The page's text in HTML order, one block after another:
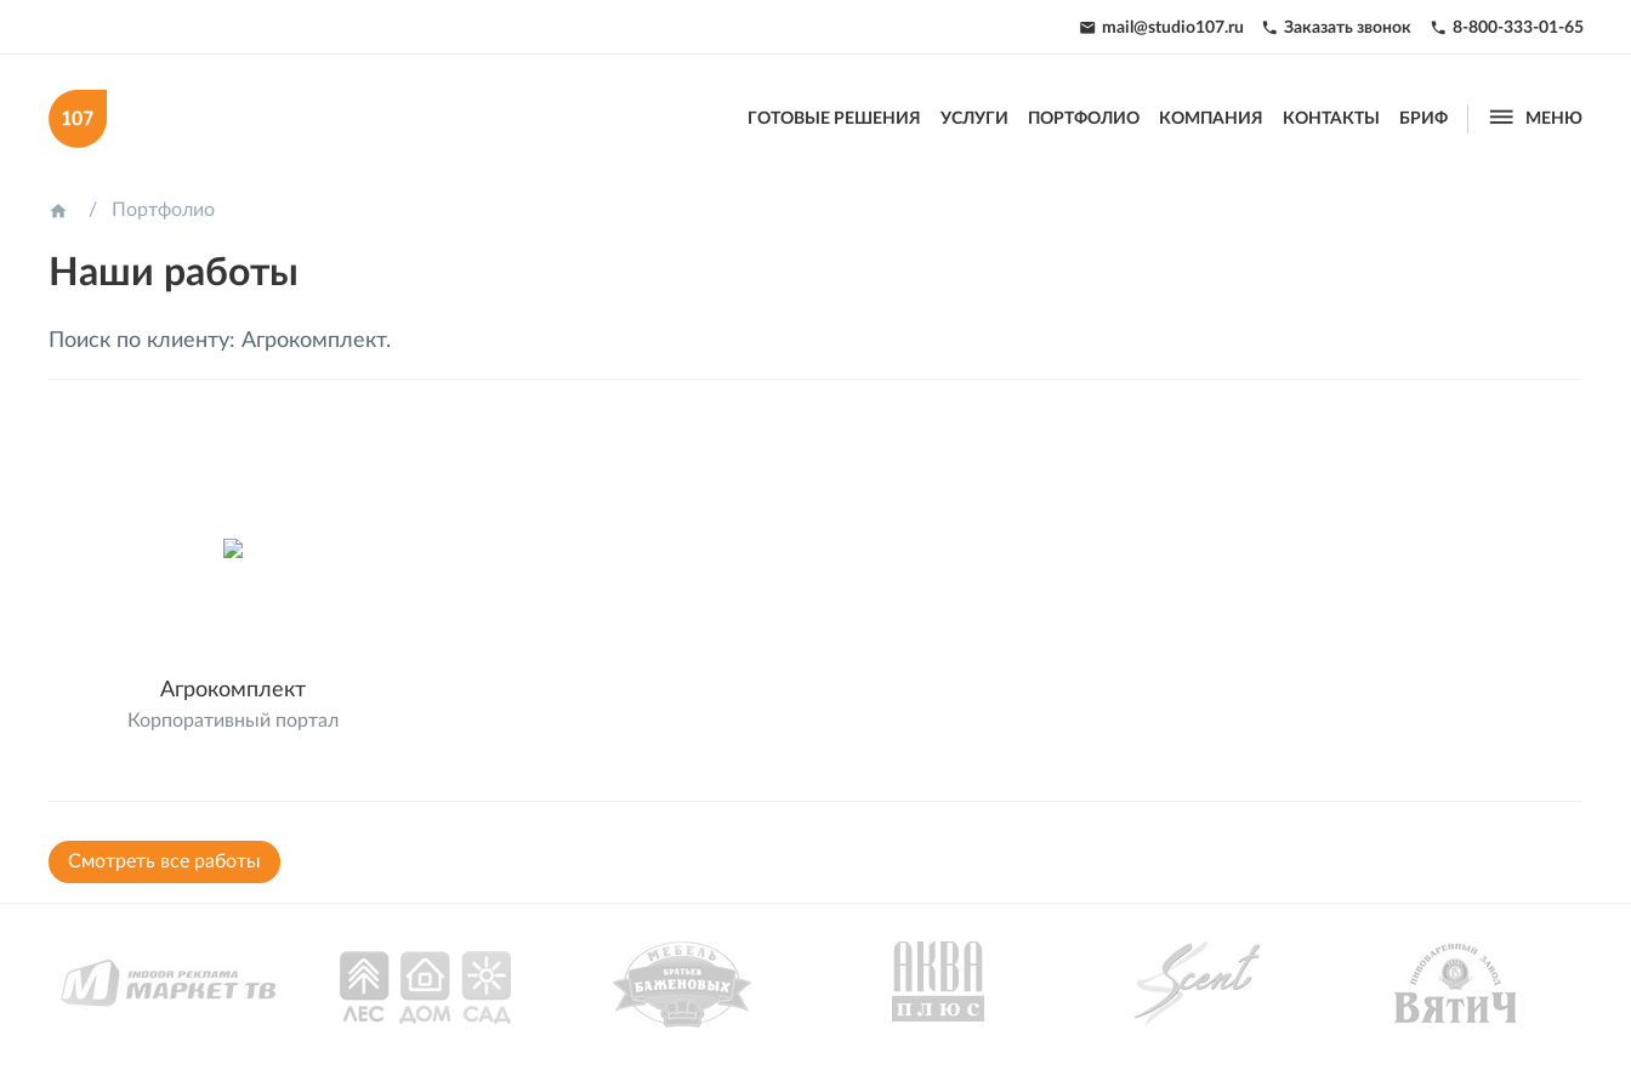
 mail@studio107.ru  Заказать звонок  8-800-333-01-65
ГОТОВЫЕ РЕШЕНИЯ УСЛУГИ ПОРТФОЛИО КОМПАНИЯ КОНТАКТЫ БРИФ  МЕНЮ
 Портфолио
Наши работы
Поиск по клиенту: Агрокомплект.
Агрокомплект
Корпоративный портал
Cмотреть все работы